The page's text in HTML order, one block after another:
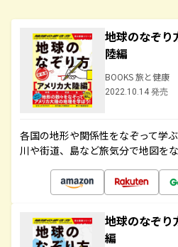
地球のなぞ
陸編
BOOKS 旅と健康
2022.10.14 発売
各国の地形や関係性をなぞって学
川や街道、島など旅気分で地図を
地球のなぞ
編